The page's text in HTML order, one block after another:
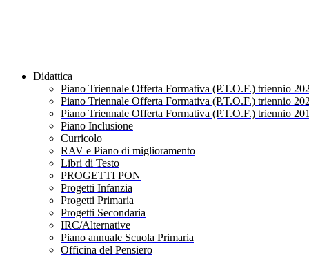
Didattica
Piano Triennale Offerta Formativa (P.T.O.F.) triennio
Piano Triennale Offerta Formativa (P.T.O.F.) triennio
Piano Triennale Offerta Formativa (P.T.O.F.) triennio
Piano Inclusione
Curricolo
RAV e Piano di miglioramento
Libri di Testo
PROGETTI PON
Progetti Infanzia
Progetti Primaria
Progetti Secondaria
IRC/Alternative
Piano annuale Scuola Primaria
Officina del Pensiero